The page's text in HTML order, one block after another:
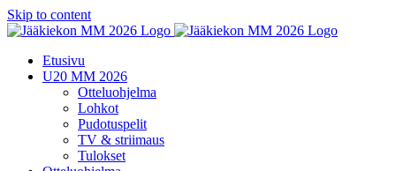
Skip to content
Etusivu
U20 MM 2026
Otteluohjelma
Lohkot
Pudotuspelit
TV & striimaus
Tulokset